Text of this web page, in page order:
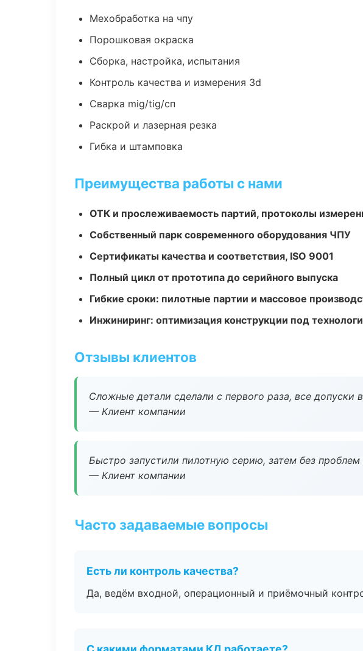
Мехобработка на чпу
Порошковая окраска
Сборка, настройка, испытания
Контроль качества и измерения 3d
Сварка mig/tig/сп
Раскрой и лазерная резка
Гибка и штамповка
Преимущества работы с нами
ОТК и прослеживаемость партий, протоколы
Собственный парк современного оборудования ЧПУ
Сертификаты качества и соответствия, ISO 9001
Полный цикл от прототипа до серийного выпуска
Гибкие сроки: пилотные партии и массовое
Инжиниринг: оптимизация конструкции под
Отзывы клиентов
Сложные детали сделали с первого раза, все
— Клиент компании
Быстро запустили пилотную серию, затем без
— Клиент компании
Часто задаваемые вопросы
Есть ли контроль качества?
Да, ведём входной, операционный и приёмочный